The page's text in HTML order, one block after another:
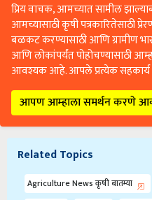
प्रिय वाचक, आमच्यात सामील
आमच्यासाठी कृषी पत्रकारितेसाठी
बळकट करण्यासाठी आणि ग्रामीण
आणि लोकांपर्यंत पोहोचण्यासाठी
आवश्यक आहे. आपले प्रत्येक सहकार्य
आपण आम्हाला समर्थन करणे
Related Topics
Agriculture News कृषी बातम्या